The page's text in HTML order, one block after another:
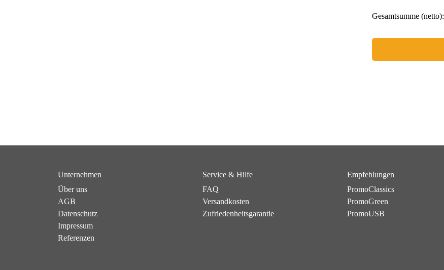
Gesamtsumme (netto):
Unternehmen
Über uns
AGB
Datenschutz
Impressum
Referenzen
Service & Hilfe
FAQ
Versandkosten
Zufriedenheitsgarantie
Empfehlungen
PromoClassics
PromoGreen
PromoUSB